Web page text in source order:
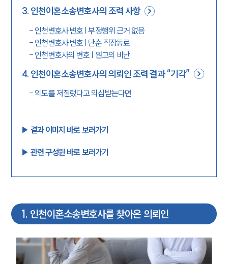
3. 인천이혼소송변호사의 조력 사항
- 인천변호사 변호 | 부정행위 근거 없음
- 인천변호사 변호 | 단순 직장동료
- 인천변호사의 변호 | 원고의 비난
4. 인천이혼소송변호사의 의뢰인 조력 결과 “기각”
-외도를 저질렀다고 의심받는다면
▶︎ 결과 이미지 바로 보러가기
▶︎ 관련 구성원 바로 보러가기
1. 인천이혼소송변호사를 찾아온 의뢰인